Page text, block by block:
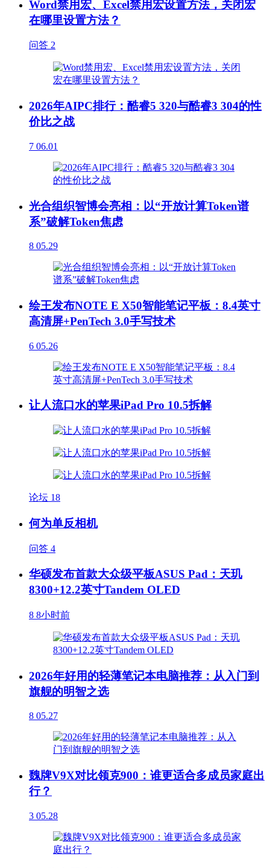
Word禁用宏、Excel禁用宏设置方法，关闭宏
在哪里设置方法？
问答 2
2026年AIPC排行：酷睿5 320与酷睿3 304的性
价比之战
7 06.01
光合组织智博会亮相：以“开放计算Token谱
系”破解Token焦虑
8 05.29
绘王发布NOTE E X50智能笔记平板：8.4英寸
高清屏+PenTech 3.0手写技术
6 05.26
让人流口水的苹果iPad Pro 10.5拆解
论坛 18
何为单反相机
问答 4
华硕发布首款大众级平板ASUS Pad：天玑
8300+12.2英寸Tandem OLED
8 8小时前
2026年好用的轻薄笔记本电脑推荐：从入门到
旗舰的明智之选
8 05.27
魏牌V9X对比领克900：谁更适合多成员家庭出
行？
3 05.28